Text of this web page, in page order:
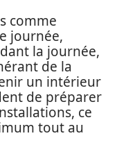
comme
journée,
la journée,
de la
un intérieur
de préparer
ce
tout au